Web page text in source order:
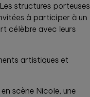
structures porteuses
à participer à un
célèbre avec leurs
artistiques et
scène Nicole, une